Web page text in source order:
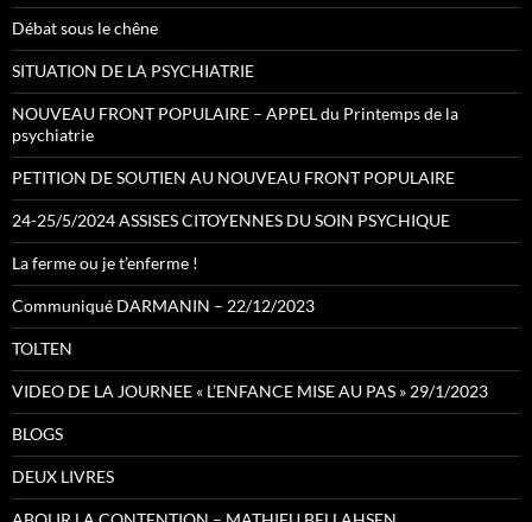
Débat sous le chêne
SITUATION DE LA PSYCHIATRIE
NOUVEAU FRONT POPULAIRE – APPEL du Printemps de la
psychiatrie
PETITION DE SOUTIEN AU NOUVEAU FRONT POPULAIRE
24-25/5/2024 ASSISES CITOYENNES DU SOIN PSYCHIQUE
La ferme ou je t’enferme !
Communiqué DARMANIN – 22/12/2023
TOLTEN
VIDEO DE LA JOURNEE « L’ENFANCE MISE AU PAS » 29/1/2023
BLOGS
DEUX LIVRES